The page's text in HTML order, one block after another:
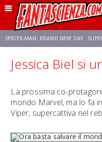
SPIDER-MAN: BRAND NEW DAY
FRANCO RICCIARDIELLO ZENDAYA
NETFLIX SADIE SINK STAR TREK:
Jessica Biel si
La prossima co-
mondo Marvel, ma lo fa
Viper, supercattiva nel